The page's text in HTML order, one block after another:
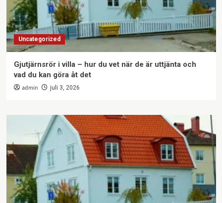
Uncategorized
Gjutjärnsrör i villa – hur du vet när de är uttjänta och
vad du kan göra åt det
admin juli 3, 2026